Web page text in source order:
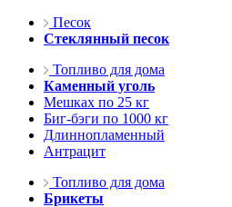
Песок
Стеклянный песок
Топливо для дома
Каменный уголь
Мешках по 25 кг
Биг-бэги по 1000 кг
Длиннопламенный
Антрацит
Топливо для дома
Брикеты